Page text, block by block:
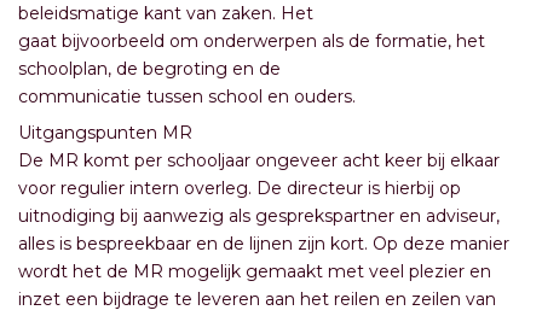
beleidsmatige kant van zaken. Het
gaat bijvoorbeeld om onderwerpen als de formatie, het
schoolplan, de begroting en de
communicatie tussen school en ouders.
Uitgangspunten MR
De MR komt per schooljaar ongeveer acht keer bij elkaar
voor regulier intern overleg. De directeur is hierbij op
uitnodiging bij aanwezig als gesprekspartner en adviseur,
alles is bespreekbaar en de lijnen zijn kort. Op deze manier
wordt het de MR mogelijk gemaakt met veel plezier en
inzet een bijdrage te leveren aan het reilen en zeilen van